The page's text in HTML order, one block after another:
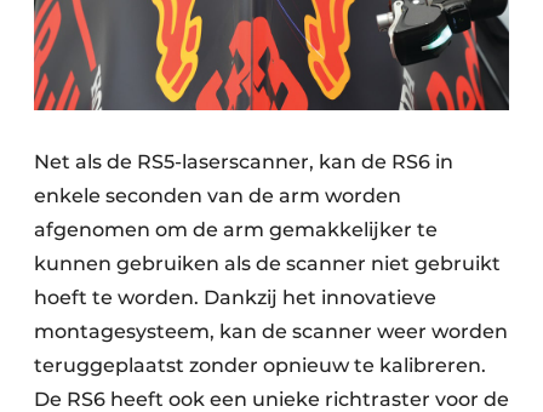
Net als de RS5-laserscanner, kan de RS6 in
enkele seconden van de arm worden
afgenomen om de arm gemakkelijker te
kunnen gebruiken als de scanner niet gebruikt
hoeft te worden. Dankzij het innovatieve
montagesysteem, kan de scanner weer worden
teruggeplaatst zonder opnieuw te kalibreren.
De RS6 heeft ook een unieke richtraster voor de